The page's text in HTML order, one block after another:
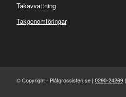
Takavvattning
Takgenomföringar
© Copyright - Plåtgrossisten.se | 0290-24269|